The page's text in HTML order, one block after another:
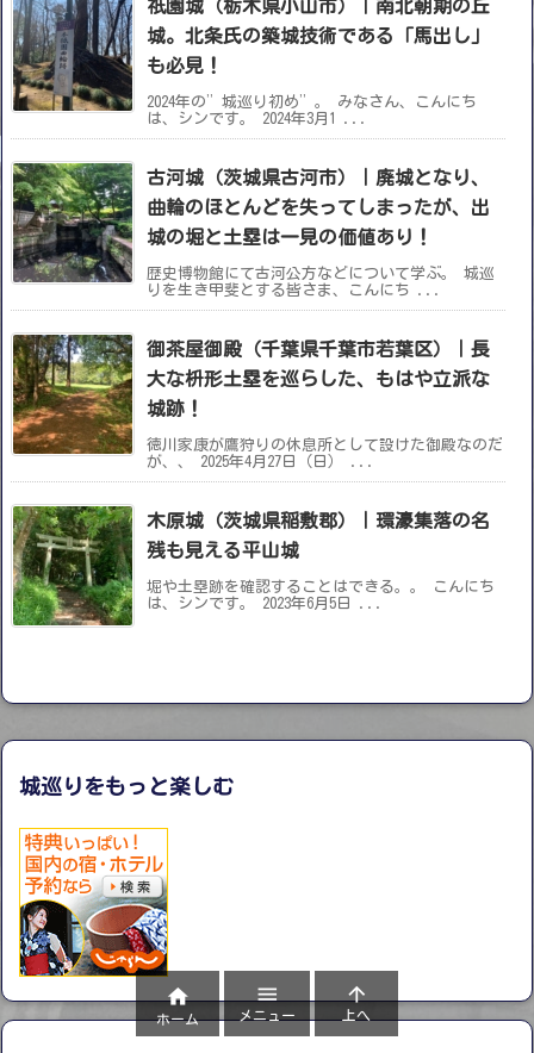
祇園城（栃木県小山市）｜南北朝期の丘
城。北条氏の築城技術である「馬出し」
も必見！
2024年の”城巡り初め”。 みなさん、こんにち
は、シンです。 2024年3月1 ...
古河城（茨城県古河市）｜廃城となり、
曲輪のほとんどを失ってしまったが、出
城の堀と土塁は一見の価値あり！
歴史博物館にて古河公方などについて学ぶ。 城巡
りを生き甲斐とする皆さま、こんにち ...
御茶屋御殿（千葉県千葉市若葉区）｜長
大な枡形土塁を巡らした、もはや立派な
城跡！
徳川家康が鷹狩りの休息所として設けた御殿なのだ
が、、 2025年4月27日（日） ...
木原城（茨城県稲敷郡）｜環濠集落の名
残も見える平山城
堀や土塁跡を確認することはできる。。 こんにち
は、シンです。 2023年6月5日 ...
城巡りをもっと楽しむ

ホーム

メニュー

上へ